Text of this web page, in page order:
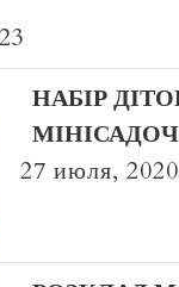
НАБІР
27 июля, 2020